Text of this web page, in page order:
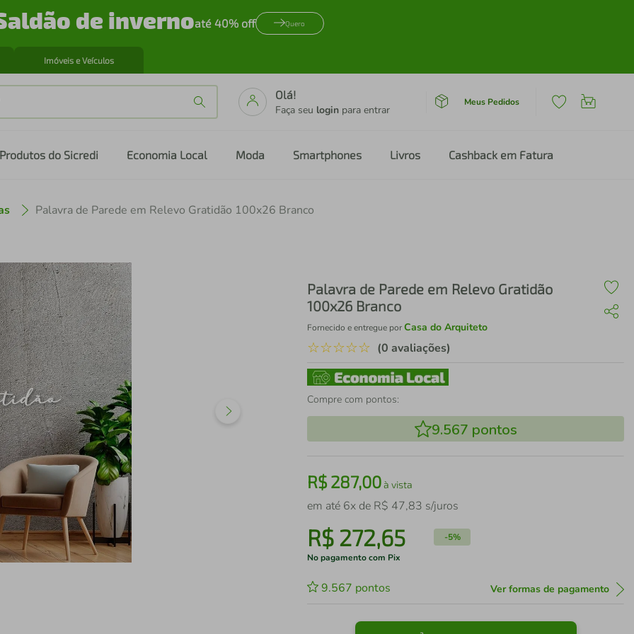
de invernoaté 40% off Quero
Imóveis e Veículos
Olá!
Faça seu login para entrar
Meus Pedidos
Produtos do Sicredi Economia Local Moda Smartphones Livros Cashback em Fatura
Palavra de Parede em Relevo Gratidão 100x26 Branco
Palavra de Parede em Relevo Gratidão
100x26 Branco
Fornecido e entregue porCasa do Arquiteto
☆☆☆☆☆ (0 avaliações)
Compre com pontos:
9.567 pontos
R$287,00à vista
em até 6x de R$ 47,83 s/juros
R$ 272,65 -5%
No pagamento com Pix
9.567 pontos Ver formas de pagamento